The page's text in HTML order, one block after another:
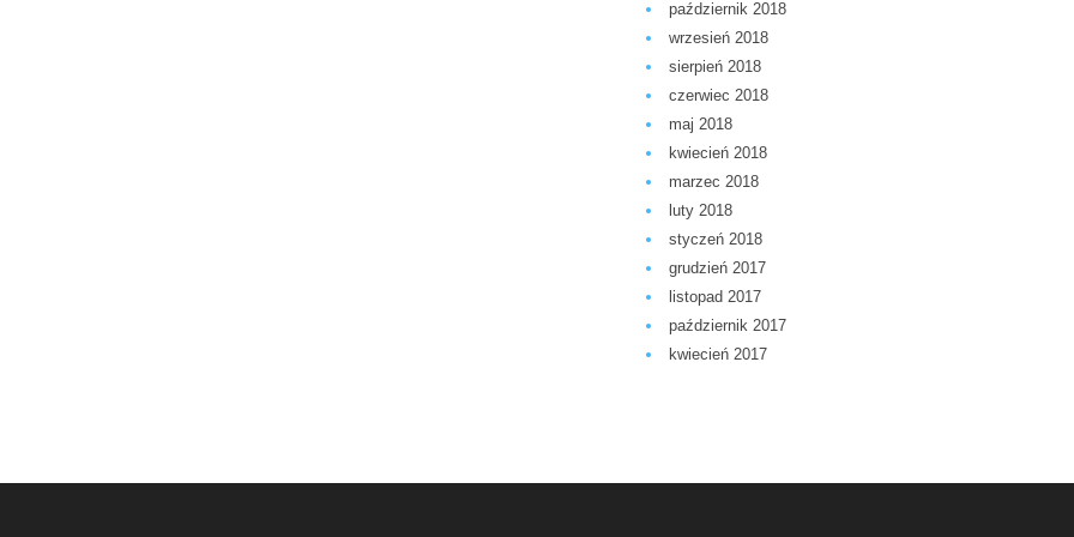
październik 2018
wrzesień 2018
sierpień 2018
czerwiec 2018
maj 2018
kwiecień 2018
marzec 2018
luty 2018
styczeń 2018
grudzień 2017
listopad 2017
październik 2017
kwiecień 2017